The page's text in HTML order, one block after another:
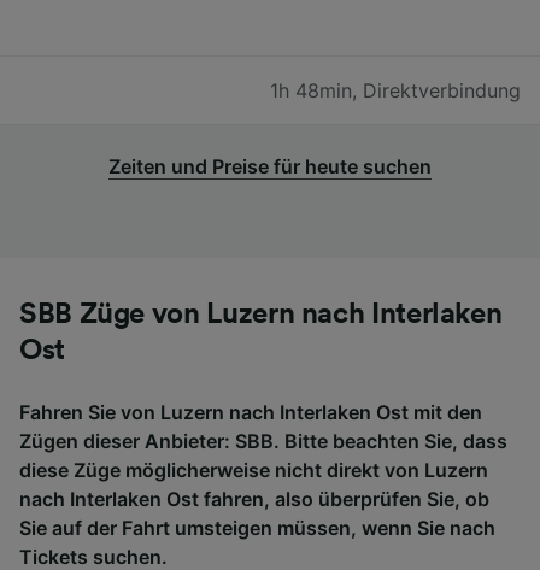
1h 48min, Direktverbindung
Zeiten und Preise für heute suchen
SBB Züge von Luzern nach Interlaken
Ost
Fahren Sie von Luzern nach Interlaken Ost mit den
Zügen dieser Anbieter: SBB. Bitte beachten Sie, dass
diese Züge möglicherweise nicht direkt von Luzern
nach Interlaken Ost fahren, also überprüfen Sie, ob
Sie auf der Fahrt umsteigen müssen, wenn Sie nach
Tickets suchen.